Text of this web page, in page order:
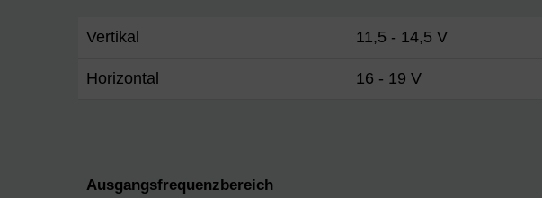
Vertikal 11,5 - 14,5 V
Horizontal 16 - 19 V
Ausgangsfrequenzbereich